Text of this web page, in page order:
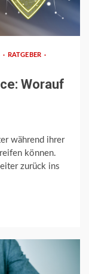
RATGEBER
Worauf
während ihrer
können.
zurück ins